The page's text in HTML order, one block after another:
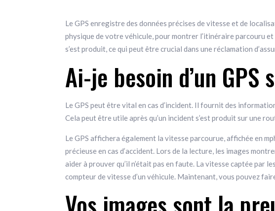
Le GPS enregistre des données précises de vitesse et de
physique de votre véhicule, pour montrer l’itinéraire parcouru
s’est produit, ce qui peut être crucial dans une réclamation
Ai-je besoin d’un GPS
Le GPS peut être vital en cas d’incident. Il fournit des
Cela peut être utile après qu’un incident s’est produit sur une
Le GPS affichera également la vitesse parcourue, affichée en
précieuse en cas d’accident. Lors de la lecture, les images
aider à prouver qu’il n’était pas en faute. La vitesse captée
compteur de vitesse d’un véhicule. Maintenant, vous pouvez